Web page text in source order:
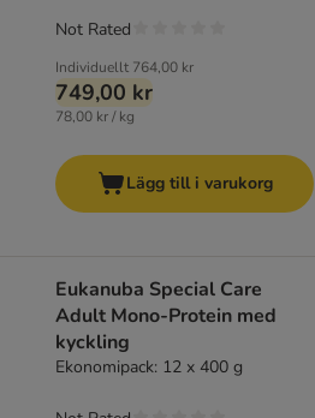
Individuellt 764,00 kr
749,00 kr
78,00 kr / kg
Not Rated
Lägg till i varukorg
Eukanuba Special Care
Adult Mono-Protein med
kyckling
Ekonomipack: 12 x 400 g